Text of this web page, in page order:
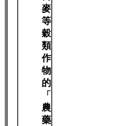
麥
等
穀
類
作
物
的
「
農
藥